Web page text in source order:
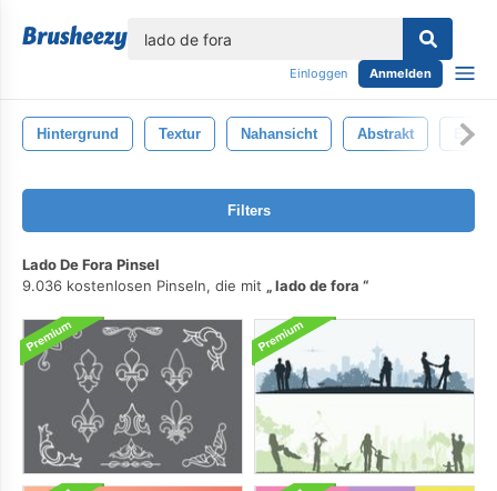
Einloggen Anmelden
Hintergrund Textur Nahansicht Abstrakt
Filters
Lado De Fora Pinsel
9.036 kostenlosen Pinseln, die mit
lado de fora